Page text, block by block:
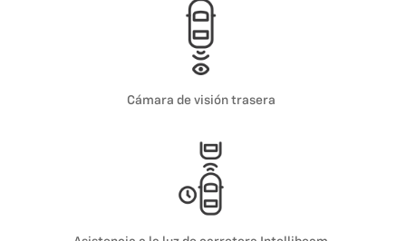
Cámara de visión trasera